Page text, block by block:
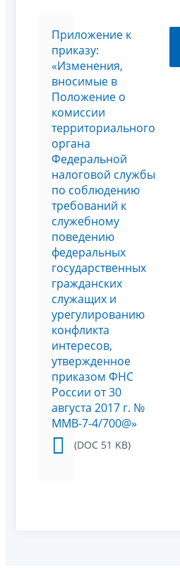
Приложение к
приказу:
«Изменения,
вносимые в
Положение о
комиссии
территориального
органа
Федеральной
налоговой службы
по соблюдению
требований к
служебному
поведению
федеральных
государственных
гражданских
служащих и
урегулированию
конфликта
интересов,
утвержденное
приказом ФНС
России от 30
августа 2017 г. №
ММВ-7-4/700@»
(DOC 51 KB)